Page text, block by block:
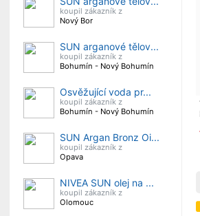
koupil zákazník z
Nový Bor
SUN arganové tělov...
koupil zákazník z
Bohumín - Nový Bohumín
Osvěžující voda pr...
koupil zákazník z
Bohumín - Nový Bohumín
SUN Argan Bronz Oi...
koupil zákazník z
Opava
NIVEA SUN olej na ...
koupil zákazník z
Olomouc